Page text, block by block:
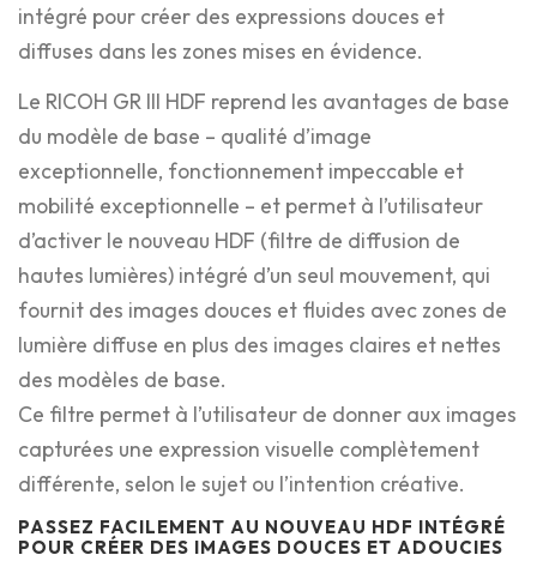
intégré pour créer des expressions douces et
diffuses dans les zones mises en évidence.
Le RICOH GR III HDF reprend les avantages de base
du modèle de base – qualité d’image
exceptionnelle, fonctionnement impeccable et
mobilité exceptionnelle – et permet à l’utilisateur
d’activer le nouveau HDF (filtre de diffusion de
hautes lumières) intégré d’un seul mouvement, qui
fournit des images douces et fluides avec zones de
lumière diffuse en plus des images claires et nettes
des modèles de base.
Ce filtre permet à l’utilisateur de donner aux images
capturées une expression visuelle complètement
différente, selon le sujet ou l’intention créative.
PASSEZ FACILEMENT AU NOUVEAU HDF INTÉGRÉ
POUR CRÉER DES IMAGES DOUCES ET ADOUCIES